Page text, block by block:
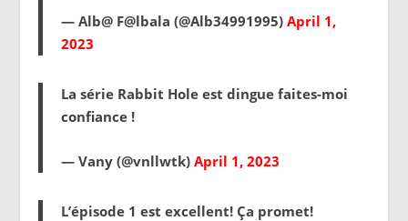
— Alb@ F@lbala (@Alb34991995)April 1,
2023
La série Rabbit Hole est dingue faites-moi
confiance !
— Vany (@vnllwtk)April 1, 2023
L’épisode 1 est excellent! Ça promet!